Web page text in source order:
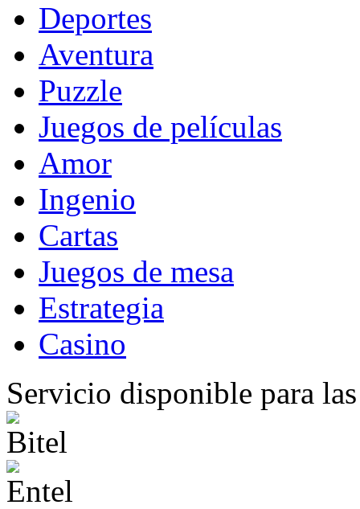
Deportes
Aventura
Puzzle
Juegos de películas
Amor
Ingenio
Cartas
Juegos de mesa
Estrategia
Casino
Servicio disponible para